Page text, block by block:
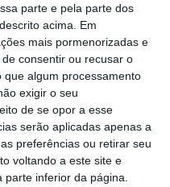
parte e pela parte dos
acima. Em
mais pormenorizadas e
consentir ou recusar o
que algum processamento
exigir o seu
de se opor a esse
serão aplicadas apenas a
preferências ou retirar seu
voltando a este site e
inferior da página.
a acabar
hoje na
da Euronext no
tempo que
nesta matéria, mas